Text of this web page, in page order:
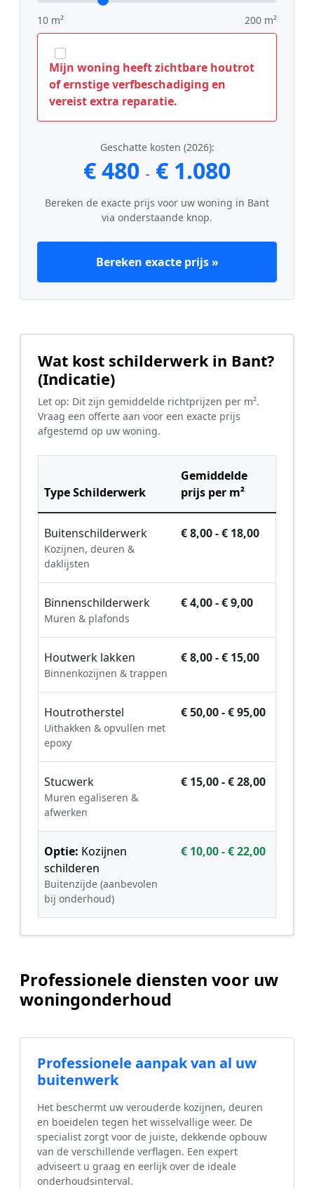
10 m² 200 m²
Mijn woning heeft zichtbare houtrot
of ernstige verfbeschadiging en
vereist extra reparatie.
Geschatte kosten (2026):
€ 480 - € 1.080
Bereken de exacte prijs voor uw woning in Bant
via onderstaande knop.
Bereken exacte prijs »
Wat kost schilderwerk in Bant?
(Indicatie)
Let op: Dit zijn gemiddelde richtprijzen per m².
Vraag een offerte aan voor een exacte prijs
afgestemd op uw woning.
Type Schilderwerk
Gemiddelde
prijs per m²
Buitenschilderwerk
Kozijnen, deuren &
daklijsten
€ 8,00 - € 18,00
Binnenschilderwerk
Muren & plafonds
€ 4,00 - € 9,00
Houtwerk lakken
Binnenkozijnen & trappen
€ 8,00 - € 15,00
Houtrotherstel
Uithakken & opvullen met
epoxy
€ 50,00 - € 95,00
Stucwerk
Muren egaliseren &
afwerken
€ 15,00 - € 28,00
Optie: Kozijnen
schilderen
Buitenzijde (aanbevolen
bij onderhoud)
€ 10,00 - € 22,00
Professionele diensten voor uw
woningonderhoud
Professionele aanpak van al uw
buitenwerk
Het beschermt uw verouderde kozijnen, deuren
en boeidelen tegen het wisselvallige weer. De
specialist zorgt voor de juiste, dekkende opbouw
van de verschillende verflagen. Een expert
adviseert u graag en eerlijk over de ideale
onderhoudsinterval.